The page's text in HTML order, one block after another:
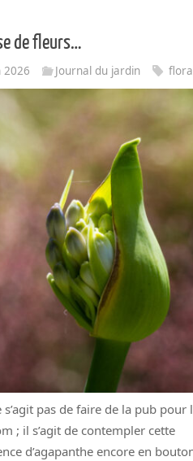
de fleurs…
2026 Journal du jardin
s’agit pas de faire de la pub pour
; il s’agit de contempler cette
d’agapanthe encore en